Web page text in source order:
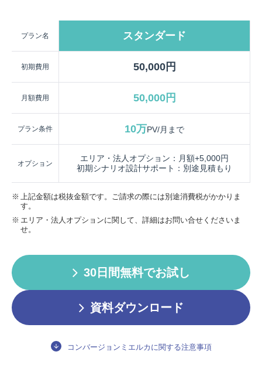
プラン名 スタンダード
初期費用 50,000円
月額費用 50,000円
プラン条件 10万PV/月まで
オプション
エリア・法人オプション：月額+5,000円
初期シナリオ設計サポート：別途見積もり
上記金額は税抜金額です。ご請求の際には別途消費税がかかりま
す。
エリア・法人オプションに関して、詳細はお問い合せくださいま
せ。
資料ダウンロード
30日間無料でお試し
コンバージョンミエルカに関する注意事項